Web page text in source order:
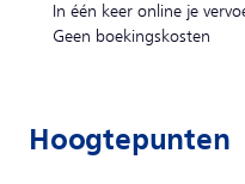
In één keer online je
Geen boekingskosten
Hoogtepunten